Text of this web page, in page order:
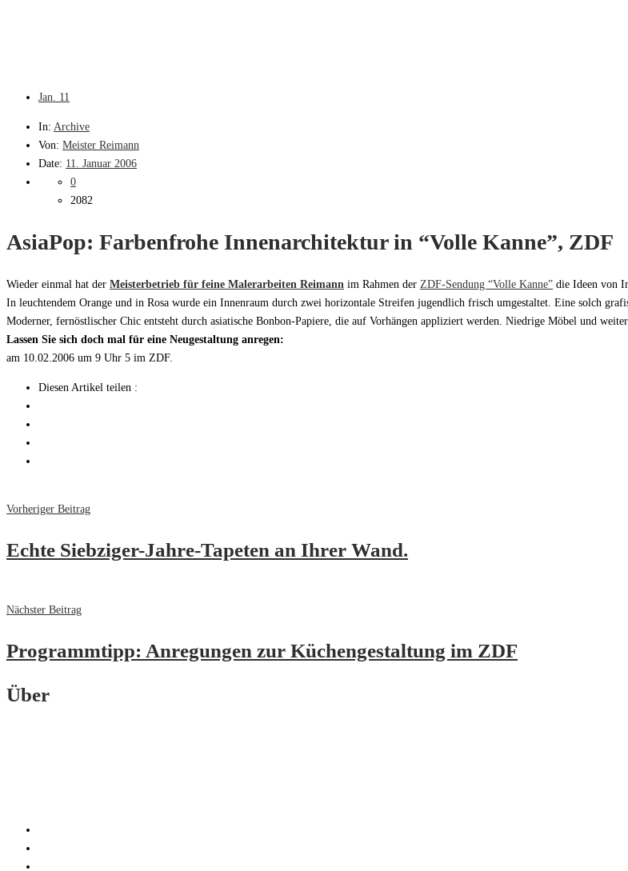
Jan. 11
In: Archive
Von: Meister Reimann
Date: 11. Januar 2006
0
2082
AsiaPop: Farbenfrohe Innenarchitektur in “Volle Kanne”, ZDF
Wieder einmal hat der Meisterbetrieb für feine Malerarbeiten Reimann im Rahmen der ZDF-Sendung “Volle Kanne” die Ideen von
In leuchtendem Orange und in Rosa wurde ein Innenraum durch zwei horizontale Streifen jugendlich frisch umgestaltet. Eine solch
Moderner, fernöstlischer Chic entsteht durch asiatische Bonbon-Papiere, die auf Vorhängen appliziert werden. Niedrige Möbel und
Lassen Sie sich doch mal für eine Neugestaltung anregen:
am 10.02.2006 um 9 Uhr 5 im ZDF.
Diesen Artikel teilen :
Vorheriger Beitrag
Echte Siebziger-Jahre-Tapeten an Ihrer Wand.
Nächster Beitrag
Programmtipp: Anregungen zur Küchengestaltung im ZDF
Über